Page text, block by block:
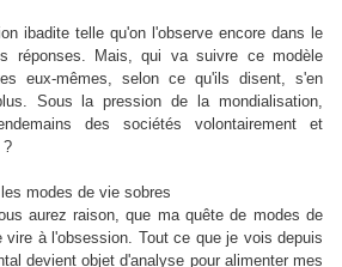
ibadite telle qu'on l'observe encore dans le
réponses. Mais, qui va suivre ce modèle
eux-mêmes, selon ce qu'ils disent, s'en
Sous la pression de la mondialisation,
des sociétés volontairement et
?
modes de vie sobres
aurez raison, que ma quête de modes de
à l'obsession. Tout ce que je vois depuis
devient objet d'analyse pour alimenter mes